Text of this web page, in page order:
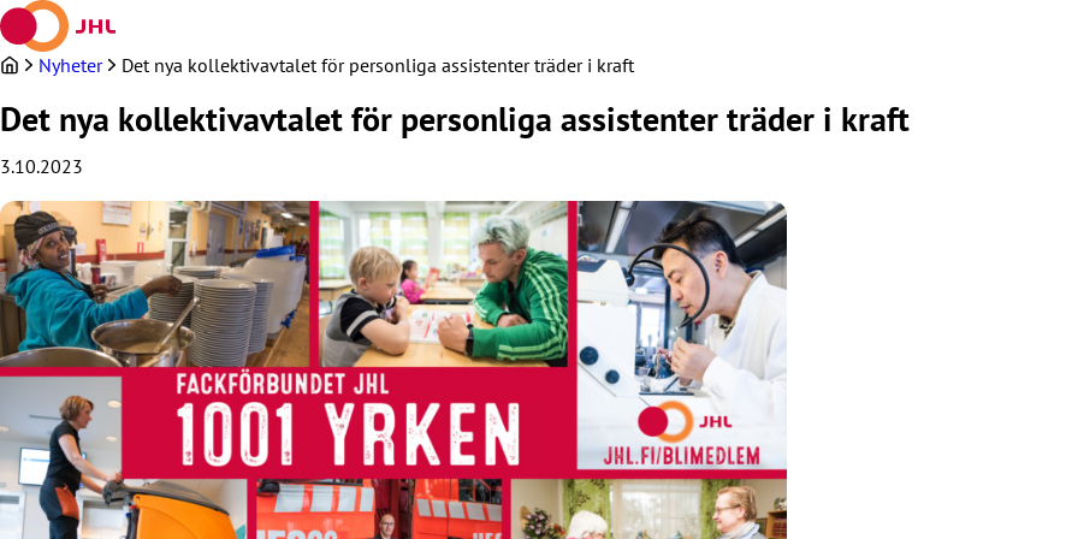
Hoppa
till
innehållet
Nyheter Det nya kollektivavtalet för personliga assistenter träder i kraft
Det nya kollektivavtalet för personliga assistenter träder i kraft
3.10.2023